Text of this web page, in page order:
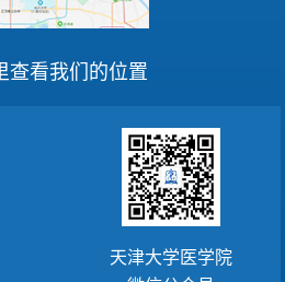
查看我们的位置
天津大学医学院